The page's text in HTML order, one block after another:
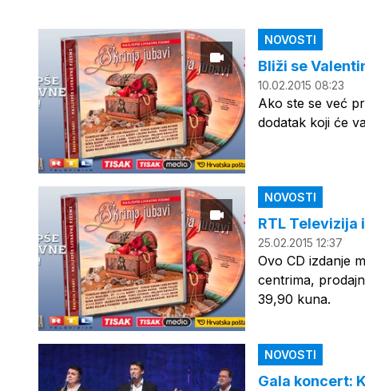
NOVOSTI
Bliži se
10.02.2015 08:23
Ako ste se već
dodatak koji će
NOVOSTI
RTL
25.02.2015 12:37
Ovo CD izdanje
centrima,
39,90 kuna.
NOVOSTI
Gala koncert: